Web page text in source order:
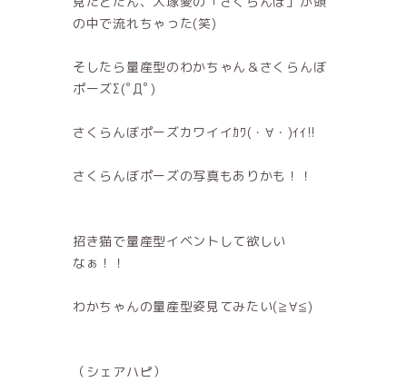
の中で流れちゃった(笑)
そしたら量産型のわかちゃん＆さくらんぼ
ポーズΣ(ﾟДﾟ)
さくらんぼポーズカワイイｶﾜ(・∀・)ｲｲ!!
さくらんぼポーズの写真もありかも！！
招き猫で量産型イベントして欲しい
なぁ！！
わかちゃんの量産型姿見てみたい(≧∀≦)
（シェアハピ）